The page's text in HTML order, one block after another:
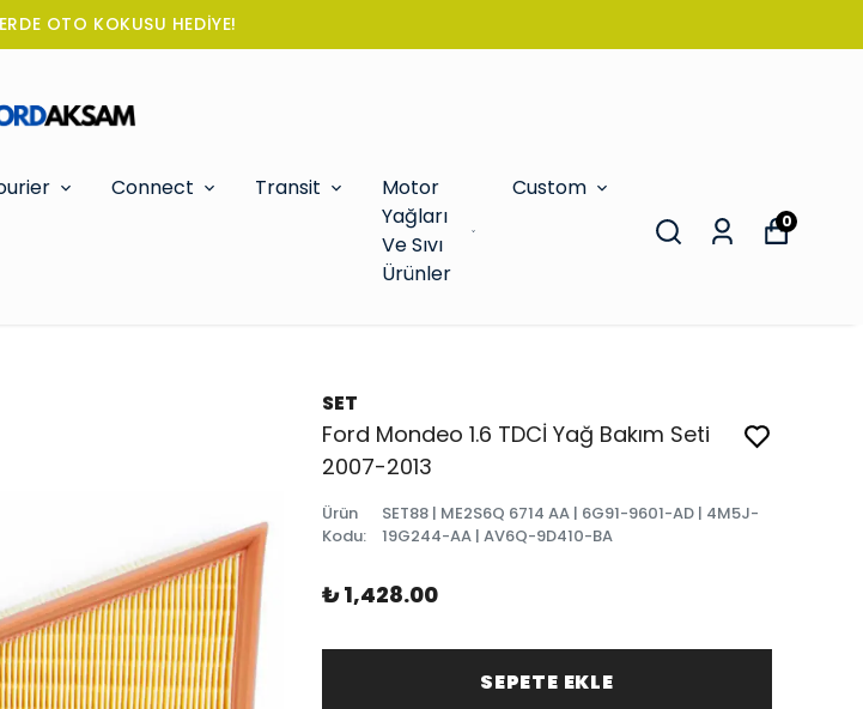
OTO KOKUSU HEDİYE!
Connect Transit
Motor
Yağları
Ve Sıvı
Ürünler
Custom
0
SET
Ford Mondeo 1.6 TDCİ Yağ Bakım Seti
2007-2013
Ürün
Kodu:
SET88 | ME2S6Q 6714 AA | 6G91-9601-AD | 4M5J-
19G244-AA | AV6Q-9D410-BA
₺ 1,428.00
SEPETE EKLE